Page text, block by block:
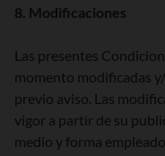
8. Modificaciones
Las presentes
momento modificadas
previo aviso. Las
vigor a partir de su
medio y forma